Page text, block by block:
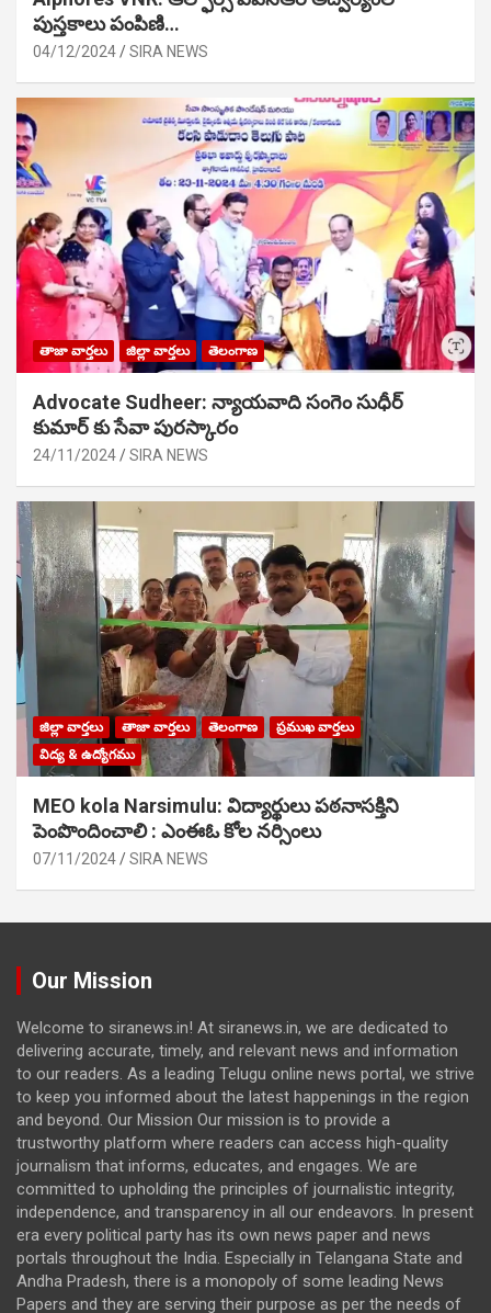
పుస్తకాలు పంపిణి…
04/12/2024 SIRA NEWS
తాజా వార్తలు జిల్లా వార్తలు తెలంగాణ
Advocate Sudheer: న్యాయవాది సంగెం సుధీర్
కుమార్ కు సేవా పురస్కారం
24/11/2024 SIRA NEWS
జిల్లా వార్తలు తాజా వార్తలు తెలంగాణ
ప్రముఖ వార్తలు
విద్య & ఉద్యోగము
MEO kola Narsimulu: విద్యార్థులు పఠ‌నాసక్తిని
పెంపొందించాలి : ఎంఈఓ కోల నర్సింలు
07/11/2024 SIRA NEWS
Our Mission
Welcome to siranews.in! At siranews.in, we are dedicated to
delivering accurate, timely, and relevant news and information
to our readers. As a leading Telugu online news portal, we strive
to keep you informed about the latest happenings in the region
and beyond. Our Mission Our mission is to provide a
trustworthy platform where readers can access high-quality
journalism that informs, educates, and engages. We are
committed to upholding the principles of journalistic integrity,
independence, and transparency in all our endeavors. In present
era every political party has its own news paper and news
portals throughout the India. Especially in Telangana State and
Andha Pradesh, there is a monopoly of some leading News
Papers and they are serving their purpose as per the needs of